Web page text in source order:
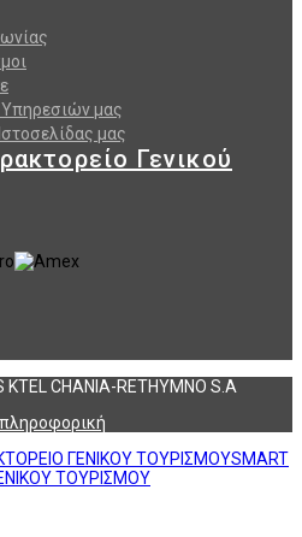
μας
μας
Γενικού
CHANIA-RETHYMNO S.A
SMART
ΤΟΥΡΙΣΜΟΥ